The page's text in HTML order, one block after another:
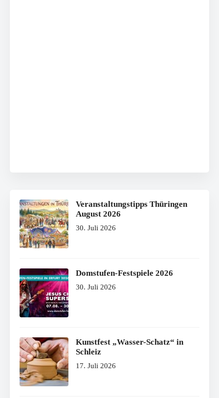
Veranstaltungstipps Thüringen
August 2026
30. Juli 2026
Domstufen-Festspiele 2026
30. Juli 2026
Kunstfest „Wasser-Schatz“ in
Schleiz
17. Juli 2026